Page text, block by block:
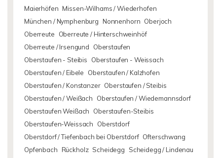
Maierhöfen Missen-Wilhams / Wiederhofen
München / Nymphenburg Nonnenhorn Oberjoch
Oberreute
Oberreute / Hinterschweinhöf
Oberreute / Irsengund
Oberstaufen
Oberstaufen - Steibis
Oberstaufen - Weissach
Oberstaufen / Eibele
Oberstaufen / Kalzhofen
Oberstaufen / Konstanzer Oberstaufen / Steibis
Oberstaufen / Weißach
Oberstaufen / Wiedemannsdorf
Oberstaufen Weißach
Oberstaufen-Steibis
Oberstaufen-Weissach
Oberstdorf
Oberstdorf / Tiefenbach bei Oberstdorf Ofterschwang
Opfenbach Rückholz Scheidegg
Scheidegg / Lindenau